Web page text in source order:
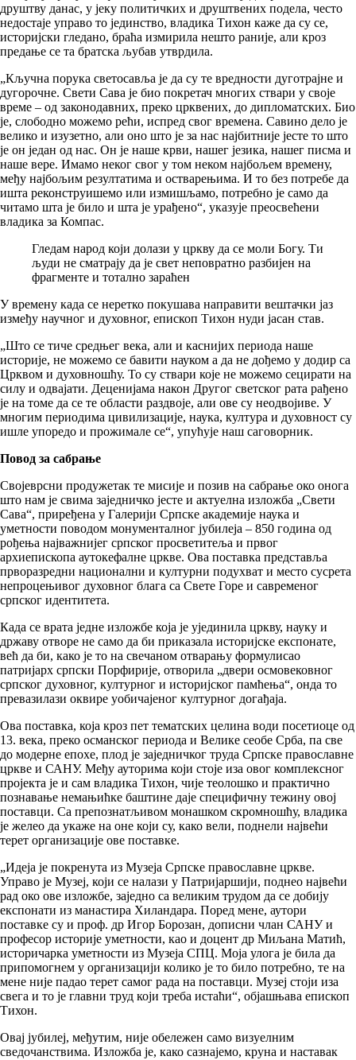
друштву данас, у јеку политичких и друштвених подела, често
недостаје управо то јединство, владика Тихон каже да су се,
историјски гледано, браћа измирила нешто раније, али кроз
предање се та братска љубав утврдила.
„Кључна порука светосавља је да су те вредности дуготрајне и
дугорочне. Свети Сава је био покретач многих ствари у своје
време – од законодавних, преко црквених, до дипломатских. Био
је, слободно можемо рећи, испред свог времена. Савино дело је
велико и изузетно, али оно што је за нас најбитније јесте то што
је он један од нас. Он је наше крви, нашег језика, нашег писма и
наше вере. Имамо неког свог у том неком најбољем времену,
међу најбољим резултатима и остварењима. И то без потребе да
ишта реконструишемо или измишљамо, потребно је само да
читамо шта је било и шта је урађено“, указује преосвећени
владика за Компас.
Гледам народ који долази у цркву да се моли Богу. Ти
људи не сматрају да је свет неповратно разбијен на
фрагменте и тотално зараћен
У времену када се неретко покушава направити вештачки јаз
између научног и духовног, епископ Тихон нуди јасан став.
„Што се тиче средњег века, али и каснијих периода наше
историје, не можемо се бавити науком а да не дођемо у додир са
Црквом и духовношћу. То су ствари које не можемо сецирати на
силу и одвајати. Деценијама након Другог светског рата рађено
је на томе да се те области раздвоје, али ове су неодвојиве. У
многим периодима цивилизације, наука, култура и духовност су
ишле упоредо и прожимале се“, упућује наш саговорник.
Повод за сабрање
Својеврсни продужетак те мисије и позив на сабрање око онога
што нам је свима заједничко јесте и актуелна изложба „Свети
Сава“, приређена у Галерији Српске академије наука и
уметности поводом монументалног јубилеја – 850 година од
рођења најважнијег српског просветитеља и првог
архиепископа аутокефалне цркве. Ова поставка представља
прворазредни национални и културни подухват и место сусрета
непроцењивог духовног блага са Свете Горе и савременог
српског идентитета.
Када се врата једне изложбе која је ујединила цркву, науку и
државу отворе не само да би приказала историјске експонате,
већ да би, како је то на свечаном отварању формулисао
патријарх српски Порфирије, отворила „двери осмовековног
српског духовног, културног и историјског памћења“, онда то
превазилази оквире уобичајеног културног догађаја.
Ова поставка, која кроз пет тематских целина води посетиоце од
13. века, преко османског периода и Велике сеобе Срба, па све
до модерне епохе, плод је заједничког труда Српске православне
цркве и САНУ. Међу ауторима који стоје иза овог комплексног
пројекта је и сам владика Тихон, чије теолошко и практично
познавање немањићке баштине даје специфичну тежину овој
поставци. Са препознатљивом монашком скромношћу, владика
је желео да укаже на оне који су, како вели, поднели највећи
терет организације ове поставке.
„Идеја је покренута из Музеја Српске православне цркве.
Управо је Музеј, који се налази у Патријаршији, поднео највећи
рад око ове изложбе, заједно са великим трудом да се добију
експонати из манастира Хиландара. Поред мене, аутори
поставке су и проф. др Игор Борозан, дописни члан САНУ и
професор историје уметности, као и доцент др Миљана Матић,
историчарка уметности из Музеја СПЦ. Моја улога је била да
припомогнем у организацији колико је то било потребно, те на
мене није падао терет самог рада на поставци. Музеј стоји иза
свега и то је главни труд који треба истаћи“, објашњава епископ
Тихон.
Овај јубилеј, међутим, није обележен само визуелним
сведочанствима. Изложба је, како сазнајемо, круна и наставак